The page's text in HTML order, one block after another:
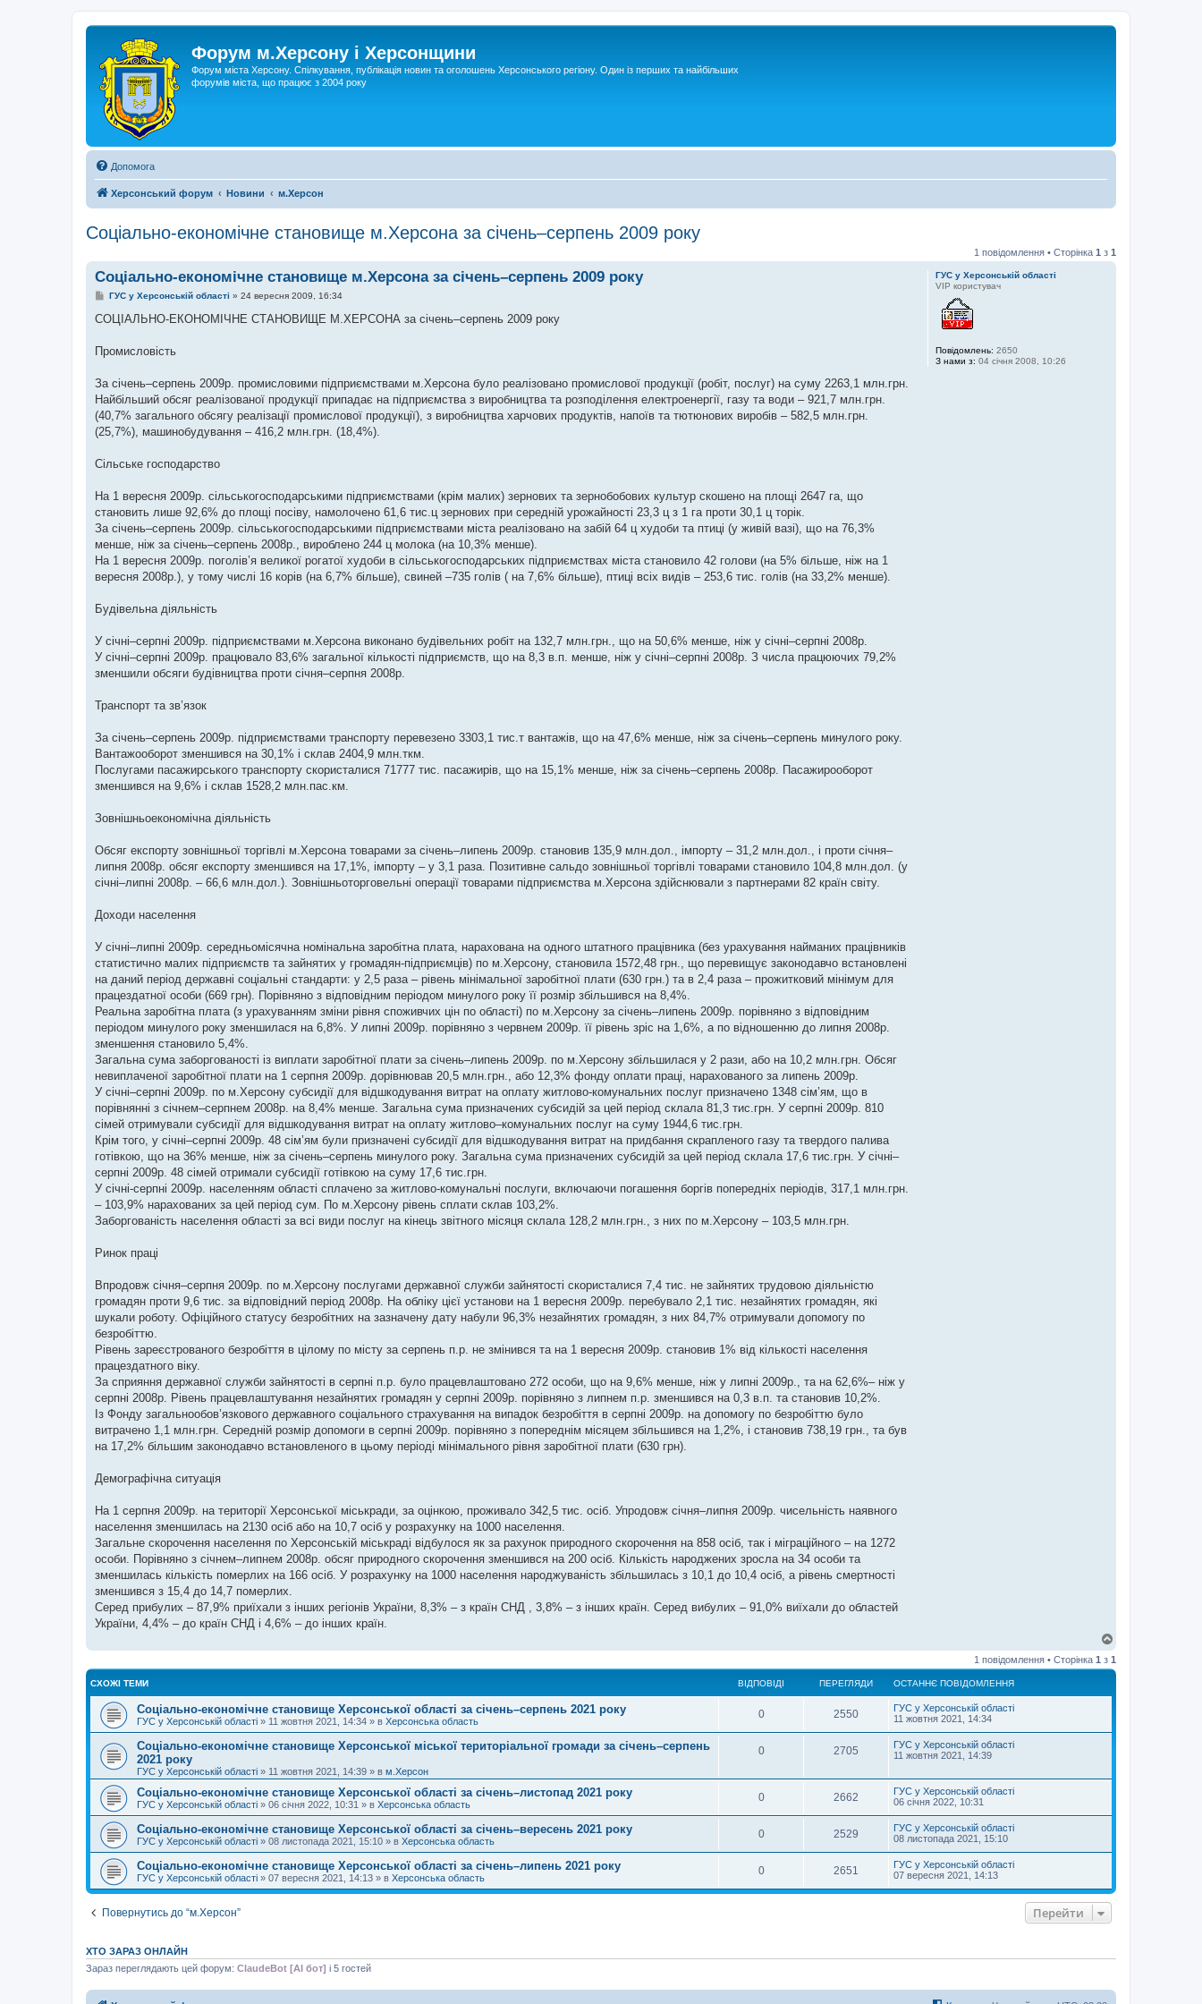
Форум м.Херсону і Херсонщини
Форум міста Херсону. Спілкування, публікація новин та оголошень Херсонського регіону. Один із перших та найбільших
форумів міста, що працює з 2004 року
Допомога
Херсонський форум Новини м.Херсон
Соціально-економічне становище м.Херсона за січень–серпень 2009 року
1 повідомлення • Сторінка 1 з 1
ГУС у Херсонській області
VIP користувач
Повідомлень: 2650
З нами з: 04 січня 2008, 10:26
Соціально-економічне становище м.Херсона за січень–серпень 2009 року
П
в
о
е
н
я
ГУС у Херсонській області » 24 вересня 2009, 16:34
СОЦІАЛЬНО-ЕКОНОМІЧНЕ СТАНОВИЩЕ М.ХЕРСОНА за січень–серпень 2009 року
Промисловість
За січень–серпень 2009р. промисловими підприємствами м.Херсона було реалізовано промислової продукції (робіт, послуг) на суму 2263,1 млн.грн.
Найбільший обсяг реалізованої продукції припадає на підприємства з виробництва та розподілення електроенергії, газу та води – 921,7 млн.грн.
(40,7% загального обсягу реалізації промислової продукції), з виробництва харчових продуктів, напоїв та тютюнових виробів – 582,5 млн.грн.
(25,7%), машинобудування – 416,2 млн.грн. (18,4%).
Сільське господарство
На 1 вересня 2009р. сільськогосподарськими підприємствами (крім малих) зернових та зернобобових культур скошено на площі 2647 га, що
становить лише 92,6% до площі посіву, намолочено 61,6 тис.ц зернових при середній урожайності 23,3 ц з 1 га проти 30,1 ц торік.
За січень–серпень 2009р. сільськогосподарськими підприємствами міста реалізовано на забій 64 ц худоби та птиці (у живій вазі), що на 76,3%
менше, ніж за січень–серпень 2008р., вироблено 244 ц молока (на 10,3% менше).
На 1 вересня 2009р. поголів’я великої рогатої худоби в сільськогосподарських підприємствах міста становило 42 голови (на 5% більше, ніж на 1
вересня 2008р.), у тому числі 16 корів (на 6,7% більше), свиней –735 голів ( на 7,6% більше), птиці всіх видів – 253,6 тис. голів (на 33,2% менше).
Будівельна діяльність
У січні–серпні 2009р. підприємствами м.Херсона виконано будівельних робіт на 132,7 млн.грн., що на 50,6% менше, ніж у січні–серпні 2008р.
У січні–серпні 2009р. працювало 83,6% загальної кількості підприємств, що на 8,3 в.п. менше, ніж у січні–серпні 2008р. З числа працюючих 79,2%
зменшили обсяги будівництва проти січня–серпня 2008р.
Транспорт та зв’язок
За січень–серпень 2009р. підприємствами транспорту перевезено 3303,1 тис.т вантажів, що на 47,6% менше, ніж за січень–серпень минулого року.
Вантажооборот зменшився на 30,1% і склав 2404,9 млн.ткм.
Послугами пасажирського транспорту скористалися 71777 тис. пасажирів, що на 15,1% менше, ніж за січень–серпень 2008р. Пасажирооборот
зменшився на 9,6% і склав 1528,2 млн.пас.км.
Зовнішньоекономічна діяльність
Обсяг експорту зовнішньої торгівлі м.Херсона товарами за січень–липень 2009р. становив 135,9 млн.дол., імпорту – 31,2 млн.дол., і проти січня–
липня 2008р. обсяг експорту зменшився на 17,1%, імпорту – у 3,1 раза. Позитивне сальдо зовнішньої торгівлі товарами становило 104,8 млн.дол. (у
січні–липні 2008р. – 66,6 млн.дол.). Зовнішньоторговельні операції товарами підприємства м.Херсона здійснювали з партнерами 82 країн світу.
Доходи населення
У січні–липні 2009р. середньомісячна номінальна заробітна плата, нарахована на одного штатного працівника (без урахування найманих працівників
статистично малих підприємств та зайнятих у громадян-підприємців) по м.Херсону, становила 1572,48 грн., що перевищує законодавчо встановлені
на даний період державні соціальні стандарти: у 2,5 раза – рівень мінімальної заробітної плати (630 грн.) та в 2,4 раза – прожитковий мінімум для
працездатної особи (669 грн). Порівняно з відповідним періодом минулого року її розмір збільшився на 8,4%.
Реальна заробітна плата (з урахуванням зміни рівня споживчих цін по області) по м.Херсону за січень–липень 2009р. порівняно з відповідним
періодом минулого року зменшилася на 6,8%. У липні 2009р. порівняно з червнем 2009р. її рівень зріс на 1,6%, а по відношенню до липня 2008р.
зменшення становило 5,4%.
Загальна сума заборгованості із виплати заробітної плати за січень–липень 2009р. по м.Херсону збільшилася у 2 рази, або на 10,2 млн.грн. Обсяг
невиплаченої заробітної плати на 1 серпня 2009р. дорівнював 20,5 млн.грн., або 12,3% фонду оплати праці, нарахованого за липень 2009р.
У січні–серпні 2009р. по м.Херсону субсидії для відшкодування витрат на оплату житлово-комунальних послуг призначено 1348 сім’ям, що в
порівнянні з січнем–серпнем 2008р. на 8,4% менше. Загальна сума призначених субсидій за цей період склала 81,3 тис.грн. У серпні 2009р. 810
сімей отримували субсидії для відшкодування витрат на оплату житлово–комунальних послуг на суму 1944,6 тис.грн.
Крім того, у січні–серпні 2009р. 48 сім’ям були призначені субсидії для відшкодування витрат на придбання скрапленого газу та твердого палива
готівкою, що на 36% менше, ніж за січень–серпень минулого року. Загальна сума призначених субсидій за цей період склала 17,6 тис.грн. У січні–
серпні 2009р. 48 сімей отримали субсидії готівкою на суму 17,6 тис.грн.
У січні-серпні 2009р. населенням області сплачено за житлово-комунальні послуги, включаючи погашення боргів попередніх періодів, 317,1 млн.грн.
– 103,9% нарахованих за цей період сум. По м.Херсону рівень сплати склав 103,2%.
Заборгованість населення області за всі види послуг на кінець звітного місяця склала 128,2 млн.грн., з них по м.Херсону – 103,5 млн.грн.
Ринок праці
Впродовж січня–серпня 2009р. по м.Херсону послугами державної служби зайнятості скористалися 7,4 тис. не зайнятих трудовою діяльністю
громадян проти 9,6 тис. за відповідний період 2008р. На обліку цієї установи на 1 вересня 2009р. перебувало 2,1 тис. незайнятих громадян, які
шукали роботу. Офіційного статусу безробітних на зазначену дату набули 96,3% незайнятих громадян, з них 84,7% отримували допомогу по
безробіттю.
Рівень зареєстрованого безробіття в цілому по місту за серпень п.р. не змінився та на 1 вересня 2009р. становив 1% від кількості населення
працездатного віку.
За сприяння державної служби зайнятості в серпні п.р. було працевлаштовано 272 особи, що на 9,6% менше, ніж у липні 2009р., та на 62,6%– ніж у
серпні 2008р. Рівень працевлаштування незайнятих громадян у серпні 2009р. порівняно з липнем п.р. зменшився на 0,3 в.п. та становив 10,2%.
Із Фонду загальнообов’язкового державного соціального страхування на випадок безробіття в серпні 2009р. на допомогу по безробіттю було
витрачено 1,1 млн.грн. Середній розмір допомоги в серпні 2009р. порівняно з попереднім місяцем збільшився на 1,2%, і становив 738,19 грн., та був
на 17,2% більшим законодавчо встановленого в цьому періоді мінімального рівня заробітної плати (630 грн).
Демографічна ситуація
На 1 серпня 2009р. на території Херсонської міськради, за оцінкою, проживало 342,5 тис. осіб. Упродовж січня–липня 2009р. чисельність наявного
населення зменшилась на 2130 осіб або на 10,7 осіб у розрахунку на 1000 населення.
Загальне скорочення населення по Херсонській міськраді відбулося як за рахунок природного скорочення на 858 осіб, так і міграційного – на 1272
особи. Порівняно з січнем–липнем 2008р. обсяг природного скорочення зменшився на 200 осіб. Кількість народжених зросла на 34 особи та
зменшилась кількість померлих на 166 осіб. У розрахунку на 1000 населення народжуваність збільшилась з 10,1 до 10,4 осіб, а рівень смертності
зменшився з 15,4 до 14,7 померлих.
Серед прибулих – 87,9% приїхали з інших регіонів України, 8,3% – з країн СНД , 3,8% – з інших країн. Серед вибулих – 91,0% виїхали до областей
України, 4,4% – до країн СНД і 4,6% – до інших країн.
г
о
1 повідомлення • Сторінка 1 з 1
СХОЖІ ТЕМИ ВІДПОВІДІ ПЕРЕГЛЯДИ ОСТАННЄ ПОВІДОМЛЕННЯ
Соціально-економічне становище Херсонської області за січень–серпень 2021 року
ГУС у Херсонській області » 11 жовтня 2021, 14:34 » в Херсонська область
0 2550
ГУС у Херсонській області
11 жовтня 2021, 14:34
Соціально-економічне становище Херсонської міської територіальної громади за січень–серпень
2021 року
ГУС у Херсонській області » 11 жовтня 2021, 14:39 » в м.Херсон
0 2705
ГУС у Херсонській області
11 жовтня 2021, 14:39
Соціально-економічне становище Херсонської області за січень–листопад 2021 року
ГУС у Херсонській області » 06 січня 2022, 10:31 » в Херсонська область
0 2662
ГУС у Херсонській області
06 січня 2022, 10:31
Соціально-економічне становище Херсонської області за січень–вересень 2021 року
ГУС у Херсонській області » 08 листопада 2021, 15:10 » в Херсонська область
0 2529
ГУС у Херсонській області
08 листопада 2021, 15:10
Соціально-економічне становище Херсонської області за січень–липень 2021 року
ГУС у Херсонській області » 07 вересня 2021, 14:13 » в Херсонська область
0 2651
ГУС у Херсонській області
07 вересня 2021, 14:13
Повернутись до “м.Херсон” Перейти
ХТО ЗАРАЗ ОНЛАЙН
Зараз переглядають цей форум: ClaudeBot [AI бот] і 5 гостей